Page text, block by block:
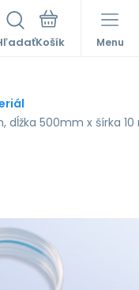
Menu
dĺžka 500mm x šírka